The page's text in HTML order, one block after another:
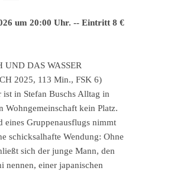
um 20:00 Uhr. -- Eintritt 8 €
UND DAS WASSER
2025, 113 Min., FSK 6)
ist in Stefan Buschs Alltag in
Wohngemeinschaft kein Platz.
eines Gruppenausflugs nimmt
schicksalhafte Wendung: Ohne
sich der junge Mann, den
nennen, einer japanischen